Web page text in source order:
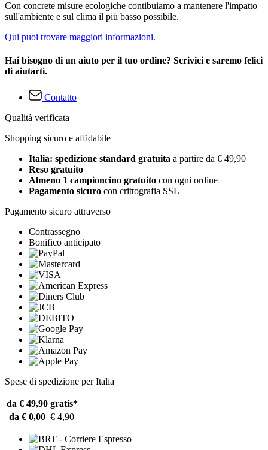
Con concrete misure ecologiche contibuiamo a mantenere l'impatto
sull'ambiente e sul clima il più basso possibile.
Qui puoi trovare maggiori informazioni.
Hai bisogno di un aiuto per il tuo ordine? Scrivici e saremo felici
di aiutarti.
Contatto
Qualità verificata
Shopping sicuro e affidabile
Italia: spedizione standard gratuita a partire da € 49,90
Reso gratuito
Almeno 1 campioncino gratuito con ogni ordine
Pagamento sicuro con crittografia SSL
Pagamento sicuro attraverso
Contrassegno
Bonifico anticipato
Spese di spedizione per Italia
da € 49,90 gratis*
da € 0,00 € 4,90